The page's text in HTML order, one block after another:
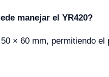
manejar el YR420?
× 60 mm, permitiendo